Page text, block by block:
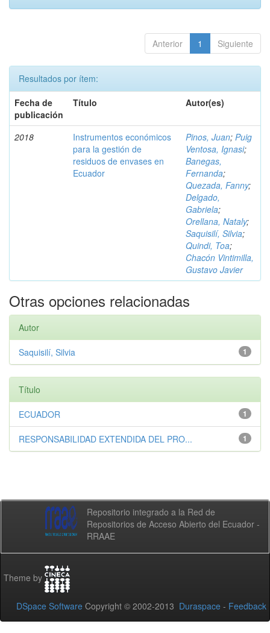
Anterior 1 Siguiente
Resultados por ítem:
Fecha de
publicación
Título Autor(es)
2018
Instrumentos económicos
para la gestión de
residuos de envases en
Ecuador
Pinos, Juan; Puig
Ventosa, Ignasi;
Banegas,
Fernanda;
Quezada, Fanny;
Delgado,
Gabriela;
Orellana, Nataly;
Saquisilí, Silvia;
Quindi, Toa;
Chacón Vintimilla,
Gustavo Javier
Otras opciones relacionadas
Autor
1
Saquisilí, Silvia
Título
1
ECUADOR
1
RESPONSABILIDAD EXTENDIDA DEL PRO...
Repositorio integrado a la Red de
Repositorios de Acceso Abierto del Ecuador -
RRAAE
Theme by
DSpace Software Copyright © 2002-2013 Duraspace - Feedback